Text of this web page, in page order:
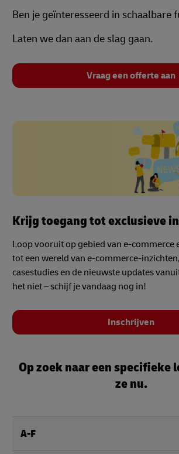
Ben je geïnteresseerd in schaalbare
Laten we dan aan de slag gaan.
Vraag een offerte aan
Krijg toegang tot exclusieve
Loop vooruit op gebied van e-commerce
tot een wereld van e-commerce-
casestudies en de nieuwste updates
het niet – schijf je vandaag nog in!
Inschrijven
Op zoek naar een specifieke
ze nu.
A-F